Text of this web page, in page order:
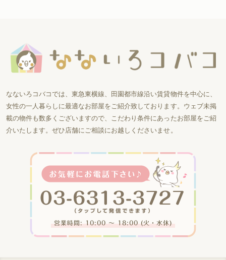
なないろコバコでは、東急東横線、田園都市線沿い賃貸物件を中心に、
女性の一人暮らしに最適なお部屋をご紹介致しております。ウェブ未掲
載の物件も数多くございますので、こだわり条件にあったお部屋をご紹
介いたします。ぜひ店舗にご相談にお越しくださいませ。
営業時間: 10:00 〜 18:00 (火・水休)